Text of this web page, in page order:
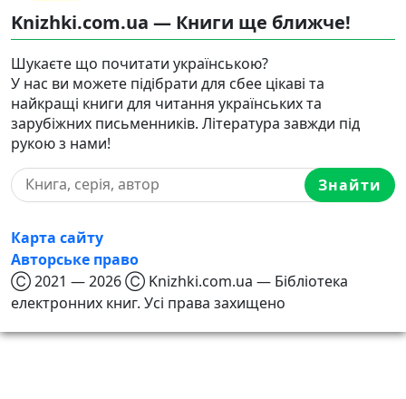
Knizhki.com.ua — Книги ще ближче!
Шукаєте що почитати українською?
У нас ви можете підібрати для сбее цікаві та
найкращі книги для читання українських та
зарубіжних письменників. Література завжди під
рукою з нами!
Знайти
Карта сайту
Авторське право
Ⓒ 2021 — 2026 Ⓒ Knizhki.com.ua — Бібліотека
електронних книг. Усі права захищено